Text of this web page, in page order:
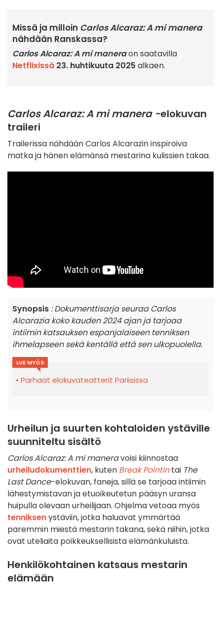
Missä ja milloin Carlos Alcaraz: A mi manera
nähdään Ranskassa?
Carlos Alcaraz: A mi maneraon saatavilla
Netflixissä 23. huhtikuuta 2025 alkaen.
Carlos Alcaraz: A mi manera -elokuvan
traileri
Trailerissa nähdään Carlos Alcarazin inspiroiva
matka ja hänen elämänsä mestarina kulissien takaa.
Synopsis : Dokumenttisarja seuraa Carlos
Alcarazia koko kauden 2024 ajan ja tarjoaa
intiimin katsauksen espanjalaiseen tenniksen
ihmelapseen sekä kentällä että sen ulkopuolella.
LUE MYÖS
Parhaat elokuvateatterit Pariisissa
Urheilun ja suurten kohtaloiden ystäville
suunniteltu sisältö
Carlos Alcaraz: A mi maneravoisi kiinnostaa
urheiludokumenttien, kuten Break Pointintai The
Last Dance-elokuvan, faneja, sillä se tarjoaa intiimin
lähestymistavan ja etuoikeutetun pääsyn uransa
huipulla olevaan urheilijaan. Ohjelma vetoaa myös
tenniksenystäviin, jotka haluavat ymmärtää
paremmin miestä mestarin takana, sekä niihin, jotka
ovat uteliaita poikkeuksellisista elämänkuluista.
Henkilökohtainen katsaus mestarin
elämään